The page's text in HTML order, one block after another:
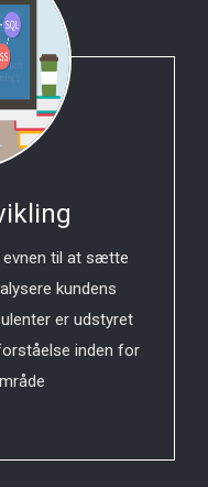
til at sætte
kundens
er udstyret
inden for